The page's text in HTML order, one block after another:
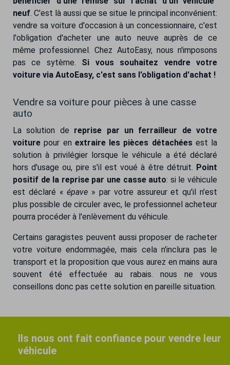
neuf. C'est là aussi que se situe le principal inconvénient:
vendre sa voiture d'occasion à un concessionnaire, c'est
l'obligation d'acheter une auto neuve auprès de ce
même professionnel. Chez AutoEasy, nous n'imposons
pas ce sytème. Si vous souhaitez vendre votre
voiture via AutoEasy, c'est sans l'obligation d'achat !
Vendre sa voiture pour pièces à une casse
auto
La solution de reprise par un ferrailleur de votre
voiture pour en extraire les pièces détachéesest la
solution à privilégier lorsque le véhicule a été déclaré
hors d'usage ou, pire s'il est voué à être détruit. Point
positif de la reprise par une casse auto: si le véhicule
est déclaré «épave » par votre assureur et qu'il n'est
plus possible de circuler avec, le professionnel acheteur
pourra procéder à l'enlèvement du véhicule.
Certains garagistes peuvent aussi proposer de racheter
votre voiture endommagée, mais cela n'inclura pas le
transport et la proposition que vous aurez en mains aura
souvent été effectuée au rabais. nous ne vous
conseillons donc pas cette solution en pareille situation.
Ils nous ont fait confiance pour vendre leur
véhicule